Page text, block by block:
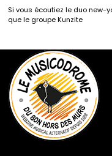
Si vous écoutiez le duo new-
que le groupe Kunzite